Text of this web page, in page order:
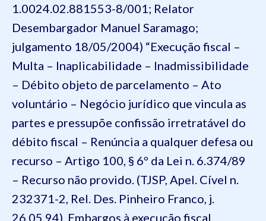
1.0024.02.881553-8/001; Relator
Desembargador Manuel Saramago;
julgamento 18/05/2004) “Execução fiscal –
Multa – Inaplicabilidade – Inadmissibilidade
– Débito objeto de parcelamento – Ato
voluntário – Negócio jurídico que vincula as
partes e pressupõe confissão irretratável do
débito fiscal – Renúncia a qualquer defesa ou
recurso – Artigo 100, § 6º da Lei n. 6.374/89
– Recurso não provido. (TJSP, Apel. Cível n.
232371-2, Rel. Des. Pinheiro Franco, j.
26.05.94). Embargos à execução fiscal.